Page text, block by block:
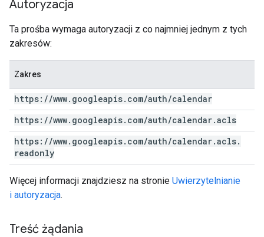
Autoryzacja
Ta prośba wymaga autoryzacji z co najmniej jednym z tych
zakresów:
Zakres
https: //www. googleapis. com/auth/calendar
https: //www. googleapis. com/auth/calendar.acls
https: //www. googleapis. com/auth/calendar.acls.
readonly
Więcej informacji znajdziesz na stronie Uwierzytelnianie
i autoryzacja.
Treść żądania